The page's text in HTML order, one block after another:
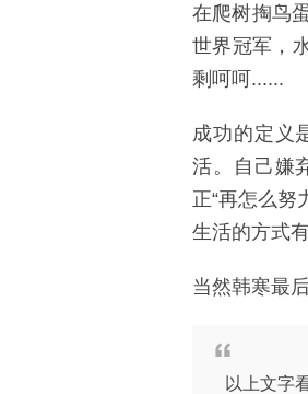
在爬树掏鸟
世界冠军，
剩呵呵......
成功的定义
活。自己嫌
正“再怎么努
生活的方式
当然韩寒最
以上文字